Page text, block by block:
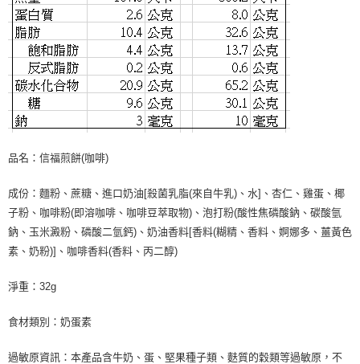
品名：信福煎餅(咖啡)
成份：麵粉、蔗糖、進口奶油[殺菌乳脂(來自牛乳)、水]、杏仁、雞蛋、椰
子粉、咖啡粉(即溶咖啡、咖啡豆萃取物)、泡打粉(酸性焦磷酸鈉、碳酸氫
鈉、玉米澱粉、磷酸二氫鈣)、奶油香料[香料(糊精、香料、婀娜多、薑黃色
素、奶粉)]、咖啡香料(香料、丙二醇)
淨重：32g
食材類別：奶蛋素
過敏原資訊：本產品含牛奶、蛋、堅果種子類、麩質的穀類等過敏原，不